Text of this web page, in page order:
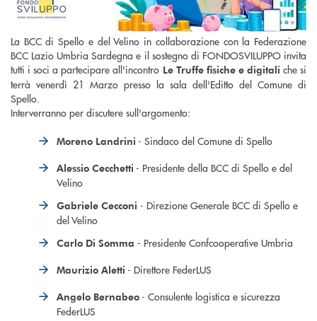
La BCC di Spello e del Velino in collaborazione con la Federazione
BCC Lazio Umbria Sardegna e il sostegno di FONDOSVILUPPO invita
tutti i soci a partecipare all'incontro Le Truffe fisiche e digitali che si
terrà venerdì 21 Marzo presso la sala dell'Editto del Comune di
Spello.
Interverranno per discutere sull'argomento:
Moreno Landrini - Sindaco del Comune di Spello
Alessio Cecchetti - Presidente della BCC di Spello e del
Velino
Gabriele Cecconi - Direzione Generale BCC di Spello e
del Velino
Carlo Di Somma - Presidente Confcooperative Umbria
Maurizio Aletti - Direttore FederLUS
Angelo Bernabeo- Consulente logistica e sicurezza
FederLUS